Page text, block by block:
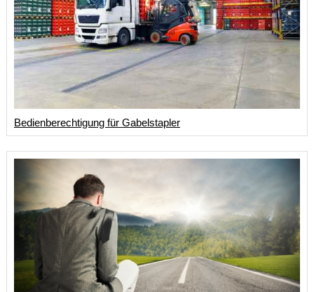
Bedienberechtigung für Gabelstapler